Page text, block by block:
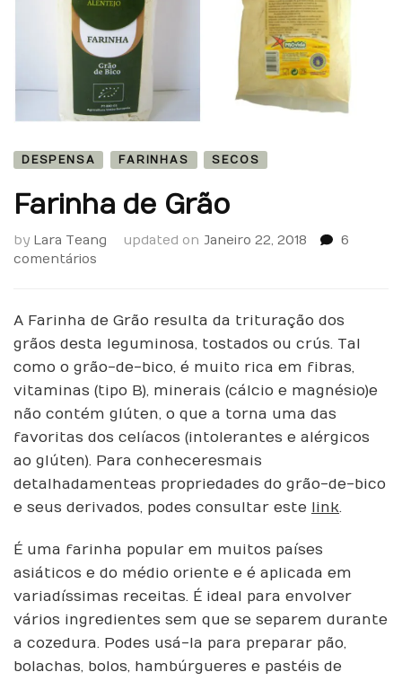
DESPENSA FARINHAS SECOS
Farinha de Grão
by Lara Teang updated on Janeiro 22, 2018
6
comentários
Grão
A Farinha de Grão resulta da trituração dos
grãos desta leguminosa, tostados ou crús. Tal
como o grão-de-bico, é muito rica em fibras,
vitaminas (tipo B), minerais (cálcio e magnésio) e
não contém glúten, o que a torna uma das
favoritas dos celíacos (intolerantes e alérgicos
ao glúten). Para conheceres mais
detalhadamente as propriedades do grão-de-bico
e seus derivados, podes consultar este
link.
É uma farinha popular em muitos países
asiáticos e do médio oriente e é aplicada em
variadíssimas receitas. É ideal para envolver
vários ingredientes sem que se separem durante
a cozedura. Podes usá-la para preparar pão,
bolachas, bolos, hambúrgueres e pastéis de